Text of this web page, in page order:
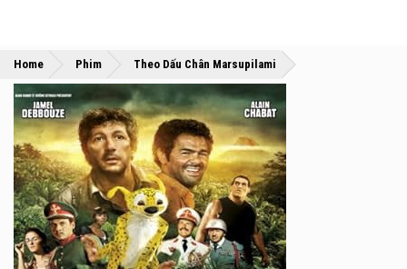
Home »
Phim »
Theo Dấu Chân Marsupilami